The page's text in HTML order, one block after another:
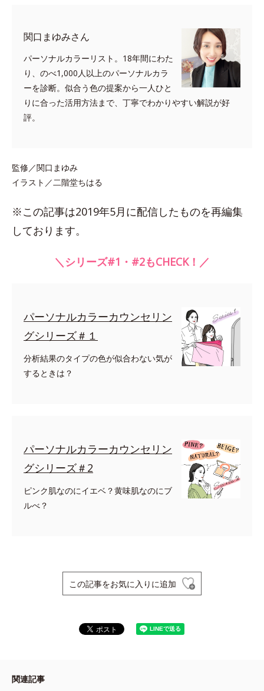
関口まゆみさん
パーソナルカラーリスト。18年間にわた
り、のべ1,000人以上のパーソナルカラ
ーを診断。似合う色の提案から一人ひと
りに合った活用方法まで、丁寧でわかりやすい解説が好
評。
監修／関口まゆみ
イラスト／二階堂ちはる
※この記事は2019年5月に配信したものを再編集
しております。
＼シリーズ#1・#2もCHECK！／
パーソナルカラーカウンセリン
グシリーズ＃１
分析結果のタイプの色が似合わない気が
するときは？
パーソナルカラーカウンセリン
グシリーズ＃2
ピンク肌なのにイエベ？黄味肌なのにブ
ルべ？
この記事をお気に入りに追加
関連記事